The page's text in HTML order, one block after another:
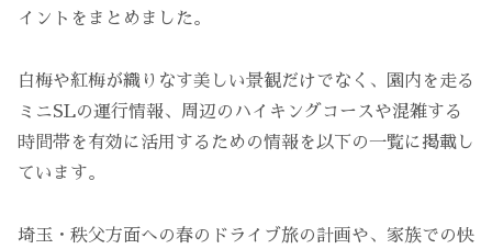
イントをまとめました。
白梅や紅梅が織りなす美しい景観だけでなく、園内を走る
ミニSLの運行情報、周辺のハイキングコースや混雑する
時間帯を有効に活用するための情報を以下の一覧に掲載し
ています。
埼玉・秩父方面への春のドライブ旅の計画や、家族での快